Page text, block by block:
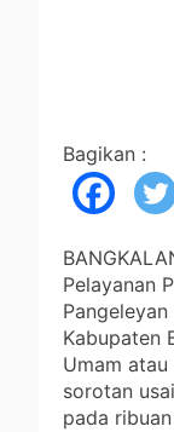
Bagikan :
Pelayanan
Kabupaten
Umam
sorotan
pada